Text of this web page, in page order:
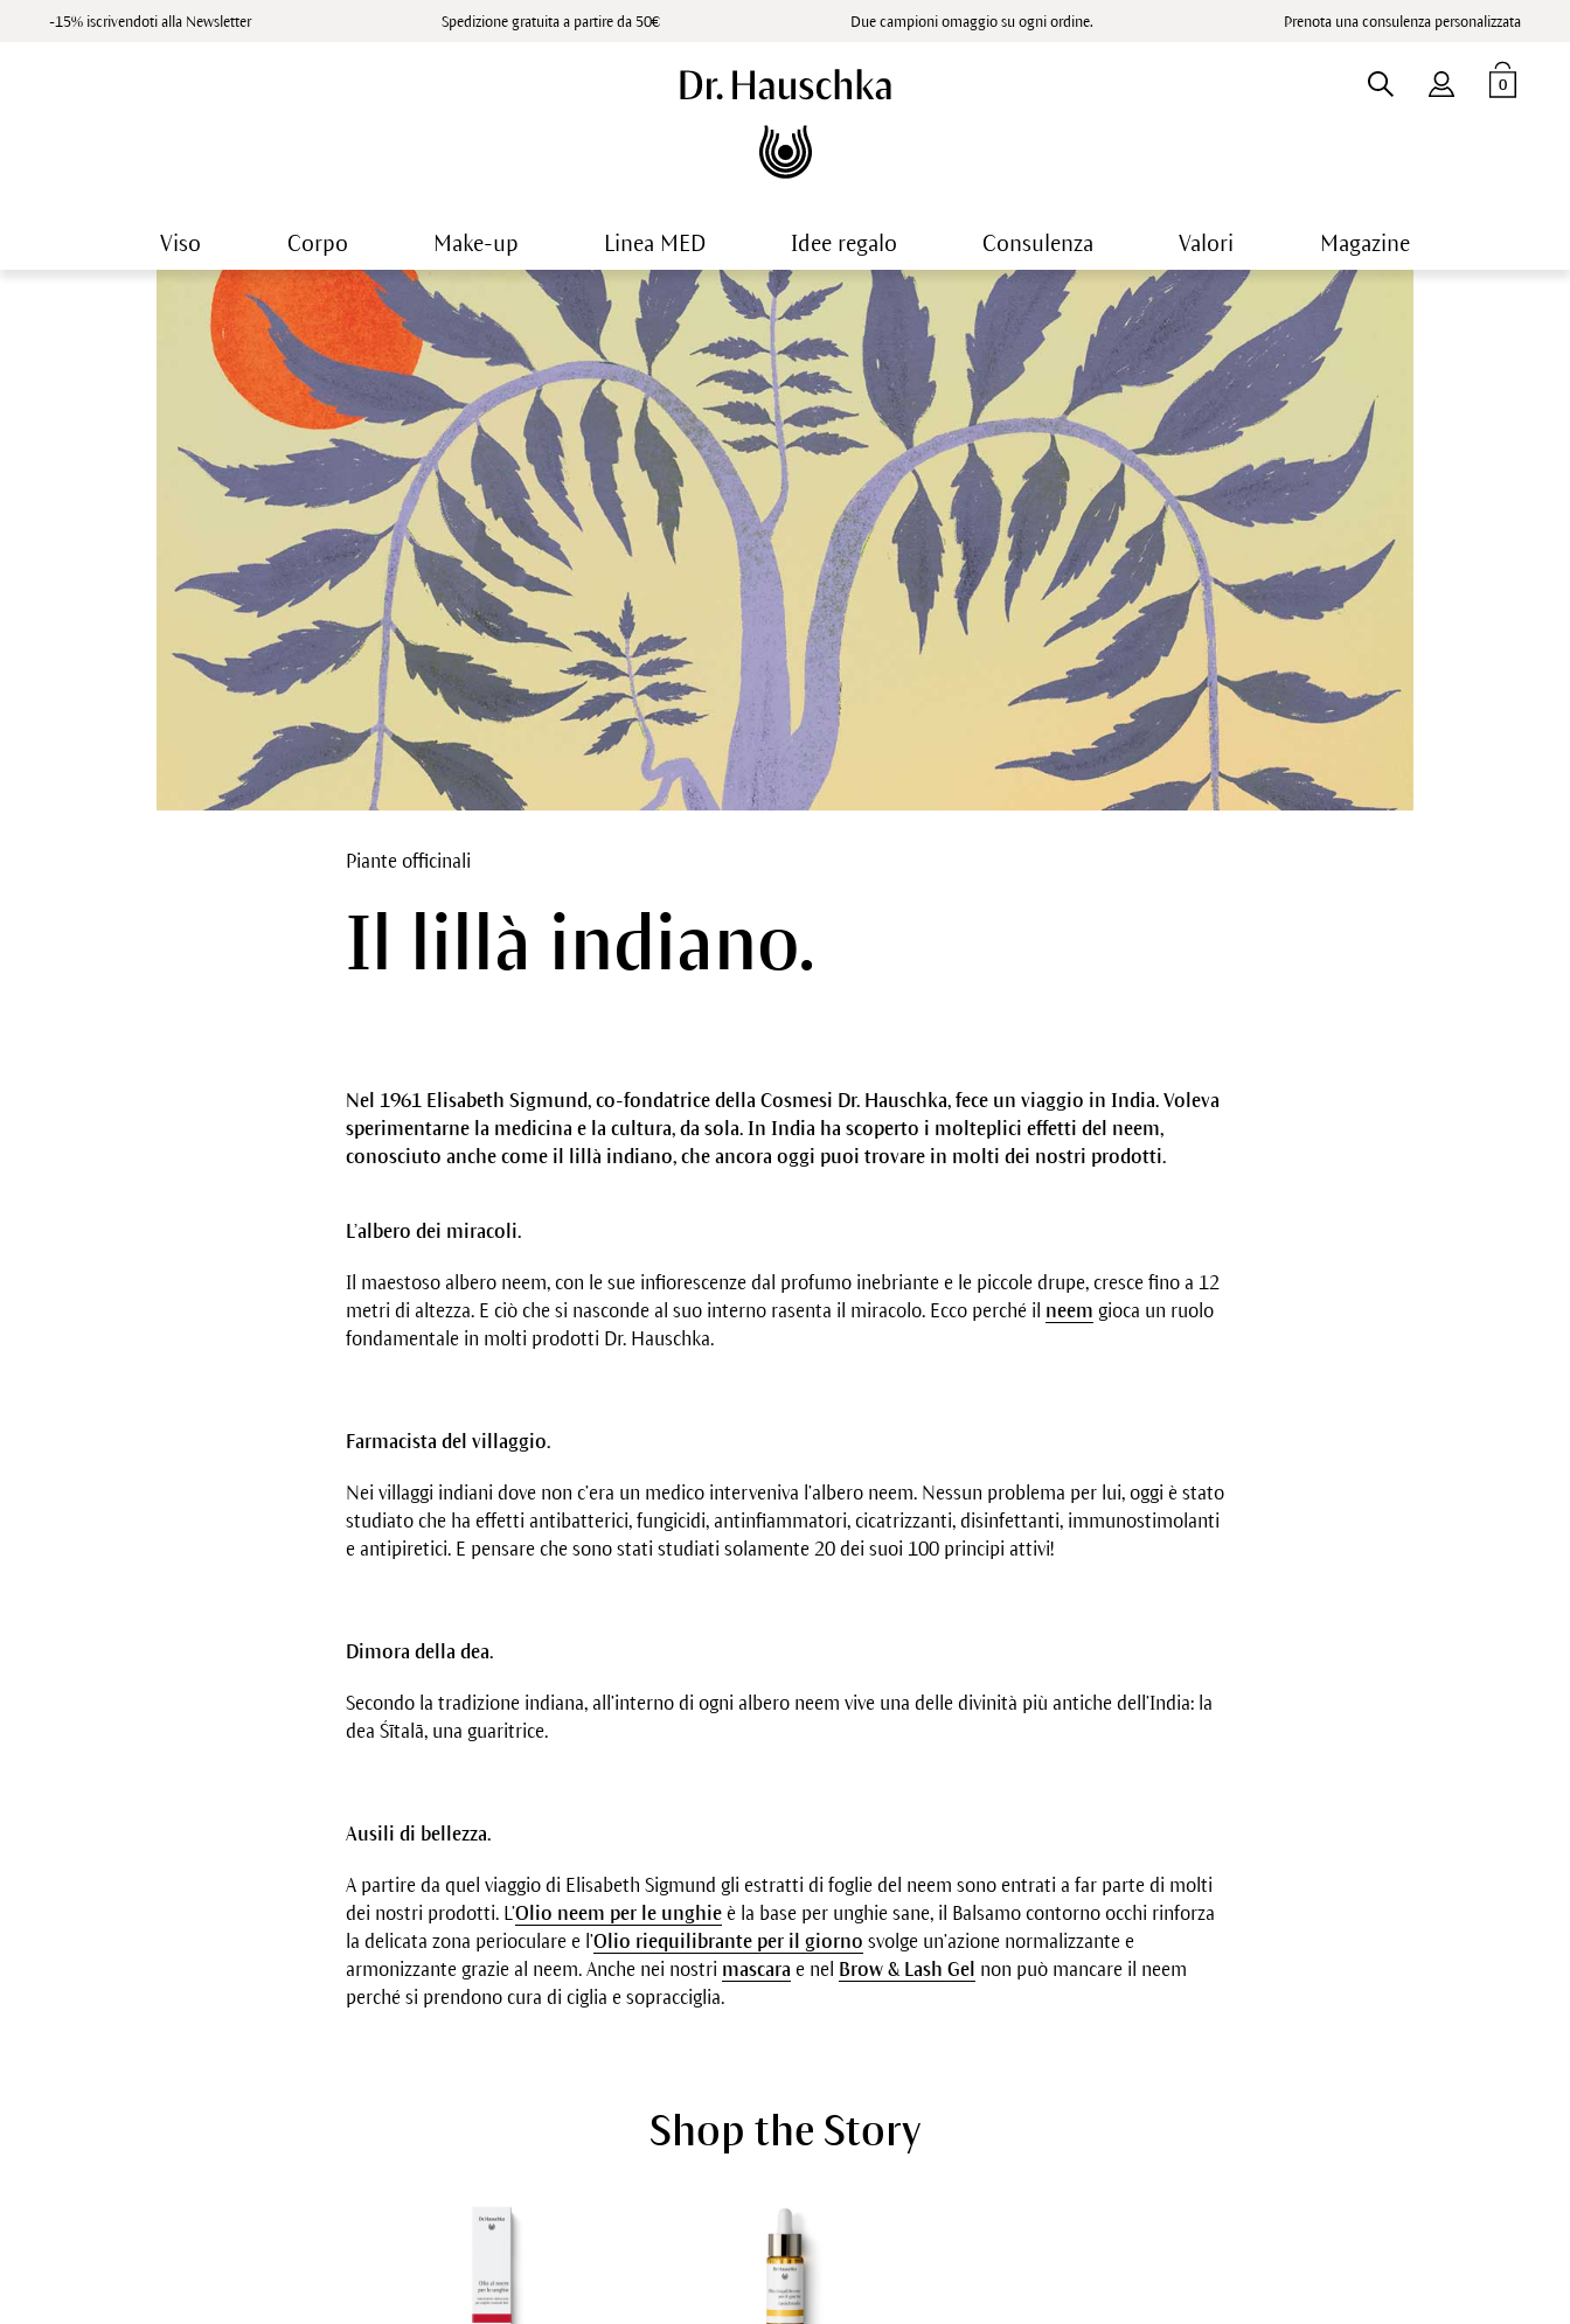
-15% iscrivendoti alla Newsletter Spedizione gratuita a partire da 50€ Due campioni omaggio su ogni ordine. Prenota una consulenza personalizzata
0
Viso Corpo Make-up Linea MED Idee regalo Consulenza Valori Magazine
Piante officinali
Il lillà indiano.
Nel 1961 Elisabeth Sigmund, co-fondatrice della Cosmesi Dr. Hauschka, fece un viaggio in India. Voleva
sperimentarne la medicina e la cultura, da sola. In India ha scoperto i molteplici effetti del neem,
conosciuto anche come il lillà indiano, che ancora oggi puoi trovare in molti dei nostri prodotti.
L’albero dei miracoli.
Il maestoso albero neem, con le sue infiorescenze dal profumo inebriante e le piccole drupe, cresce fino a 12
metri di altezza. E ciò che si nasconde al suo interno rasenta il miracolo. Ecco perché il neem gioca un ruolo
fondamentale in molti prodotti Dr. Hauschka.
Farmacista del villaggio.
Nei villaggi indiani dove non c’era un medico interveniva l’albero neem. Nessun problema per lui, oggi è stato
studiato che ha effetti antibatterici, fungicidi, antinfiammatori, cicatrizzanti, disinfettanti, immunostimolanti
e antipiretici. E pensare che sono stati studiati solamente 20 dei suoi 100 principi attivi!
Dimora della dea.
Secondo la tradizione indiana, all’interno di ogni albero neem vive una delle divinità più antiche dell’India: la
dea Śītalā, una guaritrice.
Ausili di bellezza.
A partire da quel viaggio di Elisabeth Sigmund gli estratti di foglie del neem sono entrati a far parte di molti
dei nostri prodotti. L’Olio neem per le unghieè la base per unghie sane, il Balsamo contorno occhi rinforza
la delicata zona perioculare e l’Olio riequilibrante per il giorno svolge un’azione normalizzante e
armonizzante grazie al neem. Anche nei nostri mascara e nel Brow & Lash Gel non può mancare il neem
perché si prendono cura di ciglia e sopracciglia.
Shop the Story